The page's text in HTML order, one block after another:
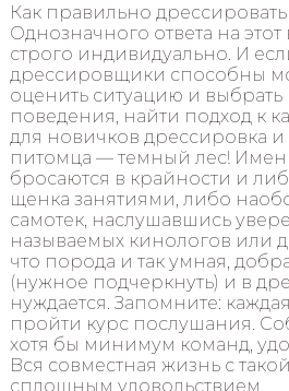
Как правильно дрессировать
Однозначного ответа на этот
строго индивидуально. И
дрессировщики способны
оценить ситуацию и
поведения, найти подход к
для новичков дрессировка
питомца — темный лес!
бросаются в крайности и
щенка занятиями, либо
самотек, наслушавшись
называемых кинологов или
что порода и так умная,
(нужное подчеркнуть) и в
нуждается. Запомните:
пройти курс послушания.
хотя бы минимум команд,
Вся совместная жизнь с
сплошным удовольствием.